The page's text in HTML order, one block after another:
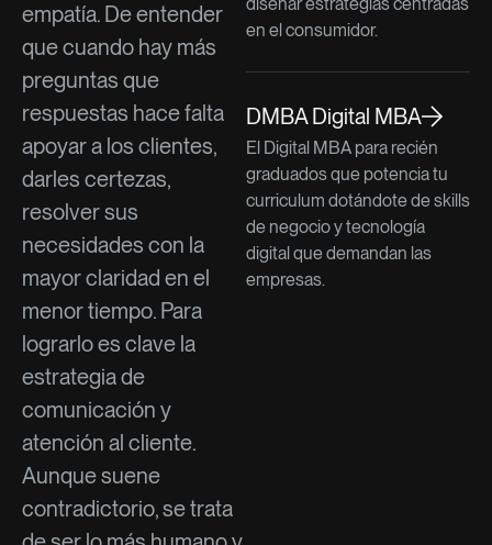
empatía. De entender
que cuando hay más
preguntas que
respuestas hace falta
apoyar a los clientes,
darles certezas,
resolver sus
necesidades con la
mayor claridad en el
menor tiempo. Para
lograrlo es clave la
estrategia de
comunicación y
atención al cliente.
Aunque suene
contradictorio, se trata
en el consumidor.
DMBA Digital MBA
El Digital MBA para recién
graduados que potencia tu
curriculum dotándote de skills
de negocio y tecnología
digital que demandan las
empresas.